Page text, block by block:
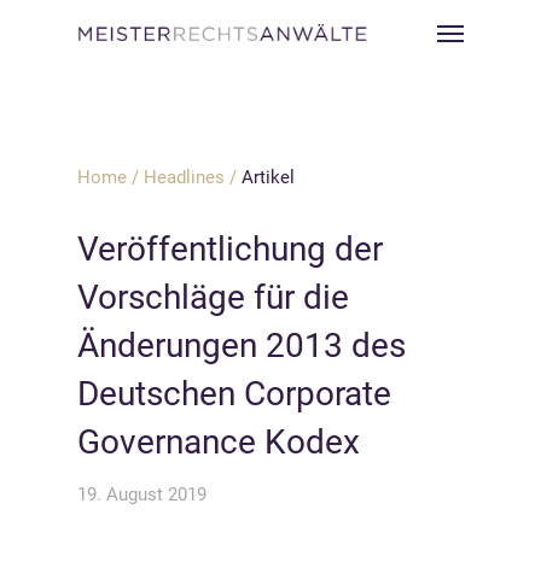
Home / Headlines / Artikel
Veröffentlichung der
Vorschläge für die
Änderungen 2013 des
Deutschen Corporate
Governance Kodex
19. August 2019